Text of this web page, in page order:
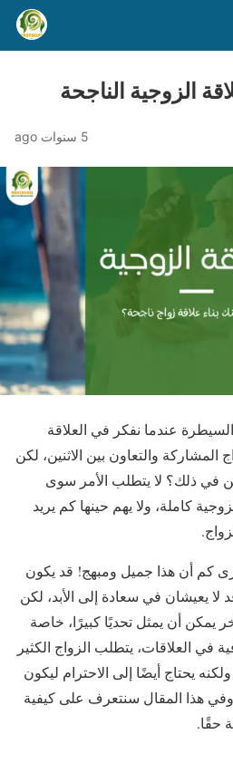
5 سنوات ago
عندما نفكر في العلاقة
المشاركة والتعاون بين الاثنين، لكن
في ذلك؟ لا يتطلب الأمر سوى
كاملة، ولا يهم حينها كم يريد
كم أن هذا جميل ومبهج! قد يكون
يعيشان في سعادة إلى الأبد، لكن
أن يمثل تحديًا كبيرًا، خاصة
في العلاقات، يتطلب الزواج الكثير
يحتاج أيضًا إلى الاحترام ليكون
هذا المقال سنتعرف على كيفية
حقًا.